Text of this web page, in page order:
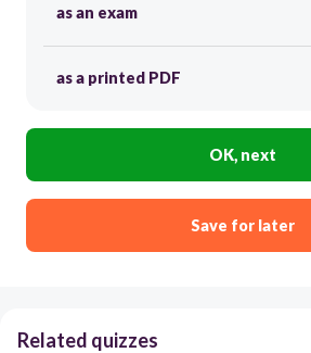
as an exam
as a printed PDF
OK, next
Save for later
Related quizzes